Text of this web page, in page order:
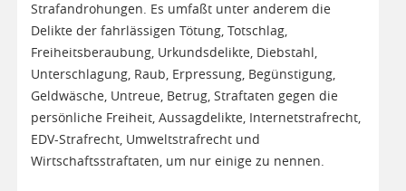
Strafandrohungen. Es umfaßt unter anderem die
Delikte der fahrlässigen Tötung, Totschlag,
Freiheitsberaubung, Urkundsdelikte, Diebstahl,
Unterschlagung, Raub, Erpressung, Begünstigung,
Geldwäsche, Untreue, Betrug, Straftaten gegen die
persönliche Freiheit, Aussagdelikte, Internetstrafrecht,
EDV-Strafrecht, Umweltstrafrecht und
Wirtschaftsstraftaten, um nur einige zu nennen.